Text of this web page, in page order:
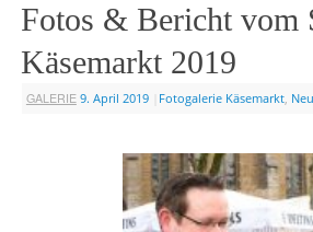
Fotos & Bericht vom
Käsemarkt 2019
GALERIE 9. April 2019 Fotogalerie Käsemarkt,